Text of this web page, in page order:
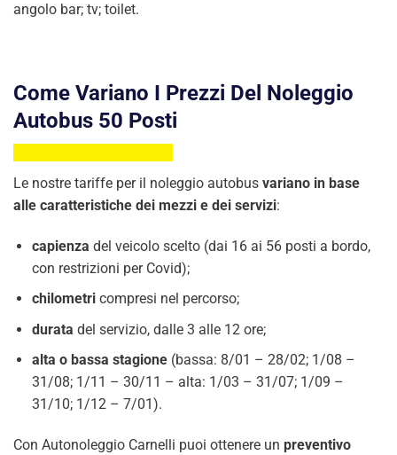
angolo bar; tv; toilet.
Come Variano I Prezzi Del Noleggio
Autobus 50 Posti
Le nostre tariffe per il noleggio autobus variano in base
alle caratteristiche dei mezzi e dei servizi:
capienza del veicolo scelto (dai 16 ai 56 posti a bordo,
con restrizioni per Covid);
chilometricompresi nel percorso;
durata del servizio, dalle 3 alle 12 ore;
alta o bassa stagione(bassa: 8/01 – 28/02; 1/08 –
31/08; 1/11 – 30/11 – alta: 1/03 – 31/07; 1/09 –
31/10; 1/12 – 7/01).
Con Autonoleggio Carnelli puoi ottenere un preventivo